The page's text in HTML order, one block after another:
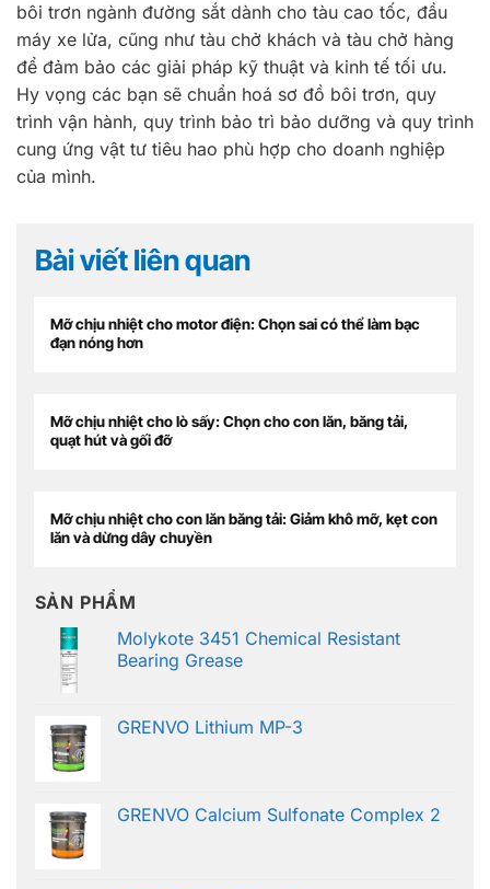
bôi trơn ngành đường sắt dành cho tàu cao tốc, đầu
máy xe lửa, cũng như tàu chở khách và tàu chở hàng
để đảm bảo các giải pháp kỹ thuật và kinh tế tối ưu.
Hy vọng các bạn sẽ chuẩn hoá sơ đồ bôi trơn, quy
trình vận hành, quy trình bảo trì bảo dưỡng và quy trình
cung ứng vật tư tiêu hao phù hợp cho doanh nghiệp
của mình.
Bài viết liên quan
Mỡ chịu nhiệt cho motor điện: Chọn sai có thể làm bạc
đạn nóng hơn
Mỡ chịu nhiệt cho lò sấy: Chọn cho con lăn, băng tải,
quạt hút và gối đỡ
Mỡ chịu nhiệt cho con lăn băng tải: Giảm khô mỡ, kẹt con
lăn và dừng dây chuyền
SẢN PHẨM
Molykote 3451 Chemical Resistant
Bearing Grease
GRENVO Lithium MP-3
GRENVO Calcium Sulfonate Complex 2